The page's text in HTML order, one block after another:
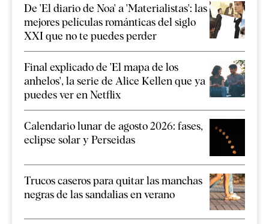
De 'El diario de Noa' a 'Materialistas': las
mejores películas románticas del siglo
XXI que no te puedes perder
Final explicado de 'El mapa de los
anhelos', la serie de Alice Kellen que ya
puedes ver en Netflix
Calendario lunar de agosto 2026: fases,
eclipse solar y Perseidas
Trucos caseros para quitar las manchas
negras de las sandalias en verano